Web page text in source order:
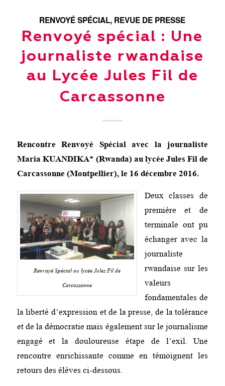
RENVOYÉ SPÉCIAL, REVUE DE PRESSE
Renvoyé spécial : Une
journaliste rwandaise
au Lycée Jules Fil de
Carcassonne
Rencontre Renvoyé Spécial avec la journaliste
Maria KUANDIKA* (Rwanda) au lycée Jules Fil de
Carcassonne (Montpellier), le 16 décembre 2016.
Renvoyé Spécial au lycée Jules Fil de
Carcassonne
Deux classes de
première et de
terminale ont pu
échanger avec la
journaliste
rwandaise sur les
valeurs
fondamentales de
la liberté d’expression et de la presse, de la tolérance
et de la démocratie mais également sur le journalisme
engagé et la douloureuse étape de l’exil. Une
rencontre enrichissante comme en témoignent les
retours des élèves ci-dessous.